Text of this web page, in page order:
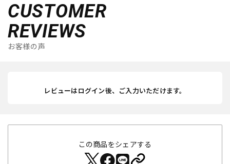
CUSTOMER
REVIEWS
お客様の声
レビューはログイン後、ご入力いただけます。
この商品をシェアする